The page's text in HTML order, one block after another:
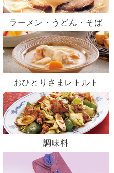
ラーメン・うどん・そば
おひとりさまレトルト
調味料